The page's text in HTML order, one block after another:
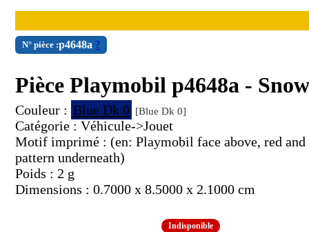
N° pièce :p4648a ?
Pièce Playmobil p4648a -
Couleur : Blue Dk 0 [Blue Dk 0]
Catégorie : Véhicule->Jouet
Motif imprimé : (en: Playmobil face above, red
pattern underneath)
Poids : 2 g
Dimensions : 0.7000 x 8.5000 x 2.1000 cm
Indisponible